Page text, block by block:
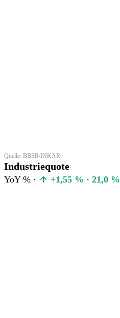
Quelle: BBSR/INKAR
Industriequote
YoY % · +1,55 % · 21,0 %